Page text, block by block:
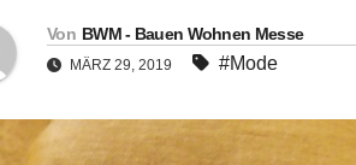
Von BWM - Bauen Wohnen Messe
MÄRZ 29, 2019 #Mode